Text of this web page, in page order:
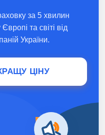
за 5 хвилин
та світі від
України.
ЦІНУ